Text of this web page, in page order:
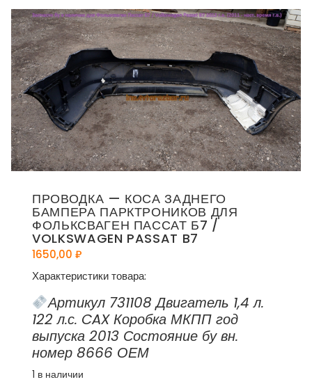
ПРОВОДКА — КОСА ЗАДНЕГО
БАМПЕРА ПАРКТРОНИКОВ ДЛЯ
ФОЛЬКСВАГЕН ПАССАТ Б7 /
VOLKSWAGEN PASSAT B7
1650,00 ₽
Характеристики товара:
Артикул 731108 Двигатель 1,4 л.
122 л.с. CAX Коробка МКПП год
выпуска 2013 Состояние бу вн.
номер 8666 ОЕМ
1 в наличии